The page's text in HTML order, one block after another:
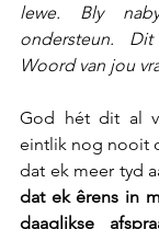
lewe. Bly
ondersteun.
Woord van jou
God hét dit al
eintlik nog nooit
dat ek êrens in
daaglikse